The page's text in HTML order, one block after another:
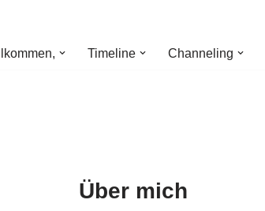
Timeline Channeling
Über mich